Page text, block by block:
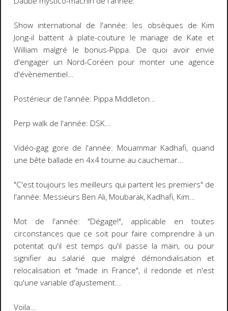
Show international de l'année: les obsèques de Kim
Jong-il battent à plate-couture le mariage de Kate et
William malgré le bonus-Pippa. De quoi avoir envie
d'engager un Nord-Coréen pour monter une agence
d'évènementiel...
Postérieur de l'année: Pippa Middleton...
Perp walk de l'année: DSK...
Vidéo-gag gore de l'année: Mouammar Kadhafi, quand
une bête ballade en 4x4 tourne au cauchemar...
"C'est toujours les meilleurs qui partent les premiers" de
l'année: Messieurs Ben Ali, Moubarak, Kadhafi, Kim...
Mot de l'année: "Dégage!", applicable en toutes
circonstances que ce soit pour faire comprendre à un
potentat qu'il est temps qu'il passe la main, ou pour
signifier au salarié que malgré démondialisation et
relocalisation et "made in France", il redonde et n'est
qu'une variable d'ajustement...
Voila...